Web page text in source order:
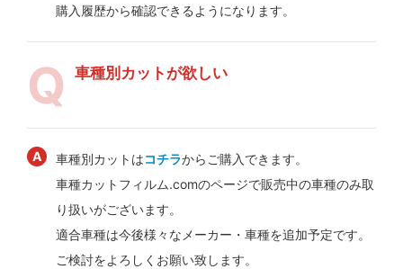
購入履歴から確認できるようになります。
車種別カットが欲しい
車種別カットはコチラからご購入できます。
車種カットフィルム.comのページで販売中の車種のみ取
り扱いがございます。
適合車種は今後様々なメーカー・車種を追加予定です。
ご検討をよろしくお願い致します。